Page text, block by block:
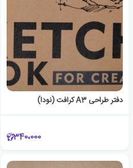
دفتر طراحی A3 کرافت (نودا)
340،000